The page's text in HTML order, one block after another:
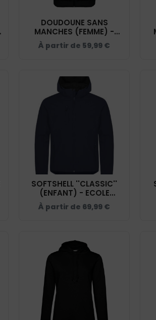
DOUDOUNE SANS
MANCHES (FEMME) -
ECOLE D'EQUITATION DU
COQUET - K6114
À partir de 59,99 €
SOFTSHELL ''CLASSIC''
(ENFANT) - ECOLE
D'EQUITATION DU
COQUET - 0200909
À partir de 69,99 €